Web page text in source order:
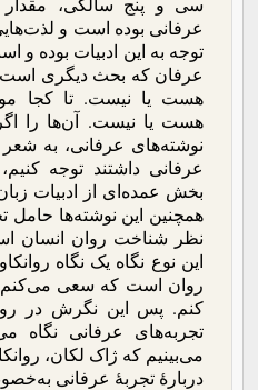
عرفانی بوده است و
توجه به این ادبیات بوده و
عرفان که بحث دیگری است
هست یا نیست.‌ تا کجا
هست یا نیست. آن‌ها را
نوشته‌های عرفانی، به شعر
عرفانی داشتند توجه
بخش عمده‌ای از ادبیات
همچنین این نوشته‌ها حامل
نظر شناخت روان انسان
این نوع نگاه یک نگاه
روان است که سعی می‌کنم
کنم. پس این نگرش در
تجربه‌های عرفانی نگاه
می‌بینیم که ژاک لکان،
دربارۀ تجربۀ عرفانی